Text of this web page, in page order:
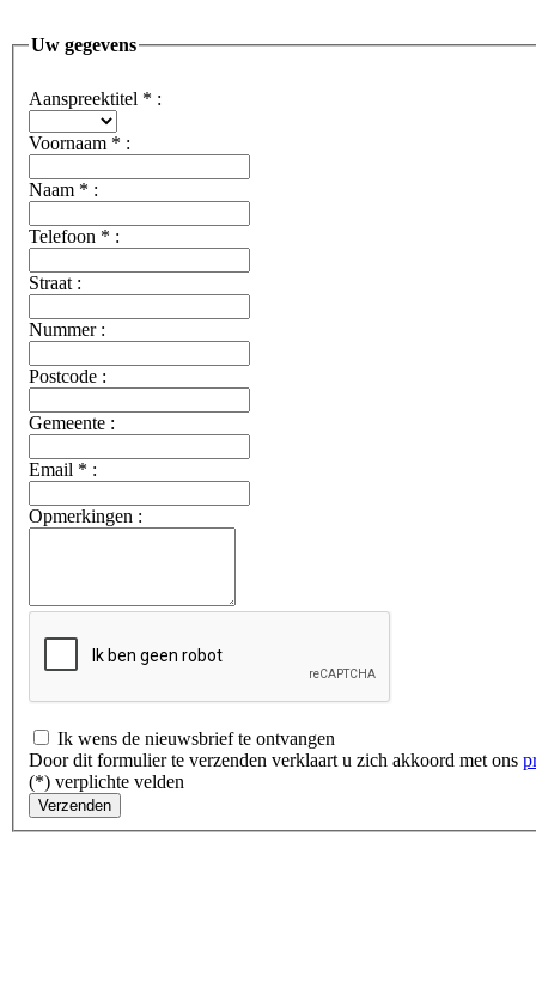
Uw gegevens
Aanspreektitel * :
Voornaam * :
Naam * :
Telefoon * :
Straat :
Nummer :
Postcode :
Gemeente :
Email * :
Opmerkingen :
Ik wens de nieuwsbrief te ontvangen
Door dit formulier te verzenden verklaart u zich akkoord met ons
(*) verplichte velden
Verzenden